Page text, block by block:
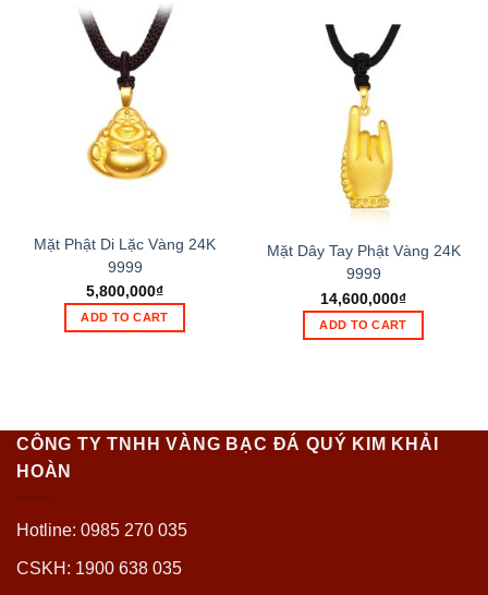
Mặt Phật Di Lặc Vàng 24K
9999
5,800,000₫
ADD TO CART
Mặt Dây Tay Phật Vàng 24K
9999
14,600,000₫
ADD TO CART
CÔNG TY TNHH VÀNG BẠC ĐÁ QUÝ KIM KHẢI
HOÀN
Hotline: 0985 270 035
CSKH: 1900 638 035